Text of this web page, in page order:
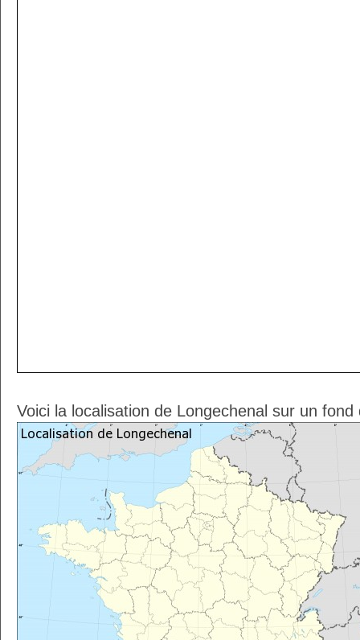
Voici la localisation de Longechenal sur un